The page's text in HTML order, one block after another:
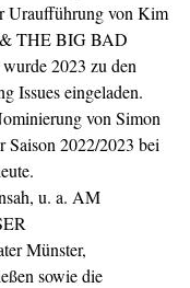
Uraufführung von Kim
THE BIG BAD
2023 zu den
Issues eingeladen.
von Simon
Saison 2022/2023 bei
u. a. AM
Münster,
sowie die